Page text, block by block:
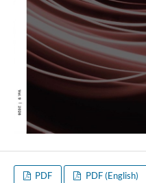
PDF PDF (English)